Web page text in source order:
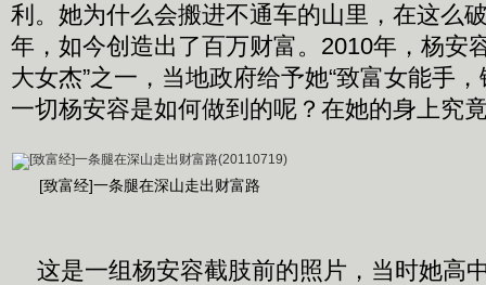
利。她为什么会搬进不通车的山里，在这么
年，如今创造出了百万财富。2010年，杨安
大女杰”之一，当地政府给予她“致富女能手
一切杨安容是如何做到的呢？在她的身上究
[致富经]一条腿在深山走出财富路
这是一组杨安容截肢前的照片，当时她高